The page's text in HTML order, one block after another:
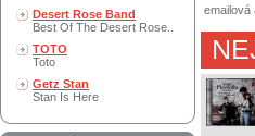
Desert Rose Band
Best Of The Desert Rose..
TOTO
Toto
Getz Stan
Stan Is Here
emailová